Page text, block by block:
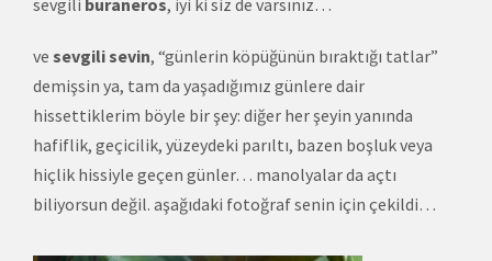
ve sevgili sevin, “günlerin köpüğünün bıraktığı tatlar”
demişsin ya, tam da yaşadığımız günlere dair
hissettiklerim böyle bir şey: diğer her şeyin yanında
hafiflik, geçicilik, yüzeydeki parıltı, bazen boşluk veya
hiçlik hissiyle geçen günler… manolyalar da açtı
biliyorsun değil. aşağıdaki fotoğraf senin için çekildi…